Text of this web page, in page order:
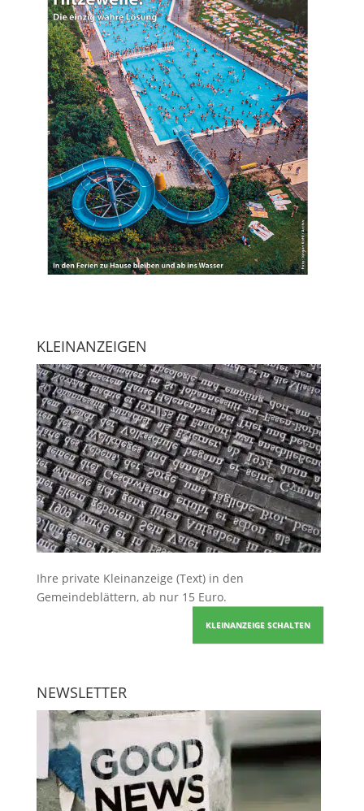
KLEINANZEIGEN
Ihre private Kleinanzeige (Text) in den
Gemeindeblättern, ab nur 15 Euro.
KLEINANZEIGE SCHALTEN
NEWSLETTER